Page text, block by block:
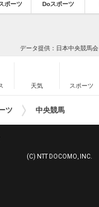
ポーツ Doスポーツ
データ提供：日本中央競馬会
天気 スポーツ
ツ 中央競馬
(C) NTT DOCOMO, INC.